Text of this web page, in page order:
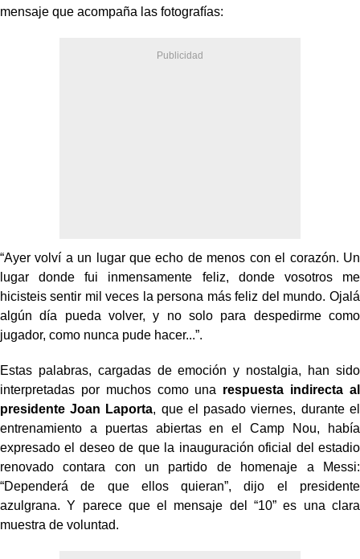
mensaje que acompaña las fotografías:
“Ayer volví a un lugar que echo de menos con el corazón. Un
lugar donde fui inmensamente feliz, donde vosotros me
hicisteis sentir mil veces la persona más feliz del mundo. Ojalá
algún día pueda volver, y no solo para despedirme como
jugador, como nunca pude hacer...”.
Estas palabras, cargadas de emoción y nostalgia, han sido
interpretadas por muchos como una respuesta indirecta al
presidente Joan Laporta, que el pasado viernes, durante el
entrenamiento a puertas abiertas en el Camp Nou, había
expresado el deseo de que la inauguración oficial del estadio
renovado contara con un partido de homenaje a Messi:
“Dependerá de que ellos quieran”, dijo el presidente
azulgrana. Y parece que el mensaje del “10” es una clara
muestra de voluntad.